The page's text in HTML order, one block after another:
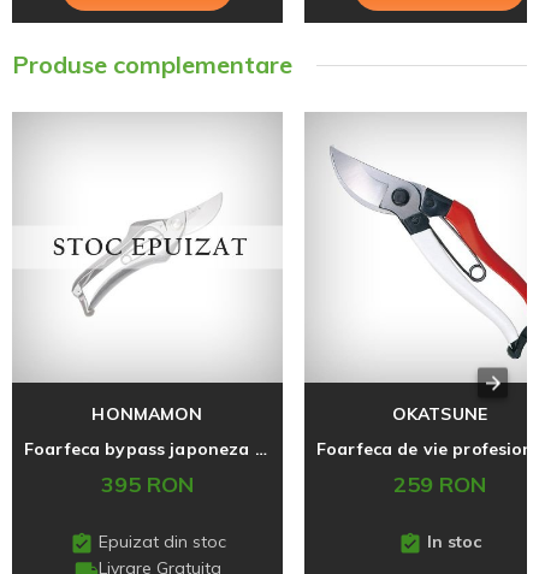
Produse complementare
HONMAMON
Foarfeca bypass japoneza pentru pomi si vie, fabricata manual, Hanakumagawa Tip A (S)
395 RON
Epuizat din stoc
Livrare Gratuita
OKATSUNE
259 RON
In stoc